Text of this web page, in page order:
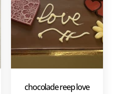
chocolade reep love